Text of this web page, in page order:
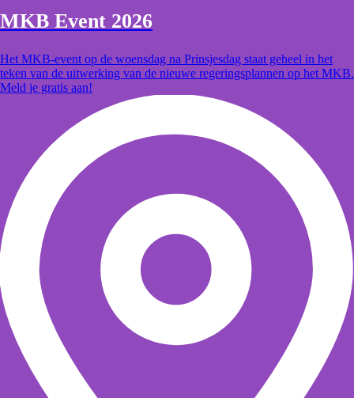
MKB Event 2026
Het MKB-event op de woensdag na Prinsjesdag staat geheel in het
teken van de uitwerking van de nieuwe regeringsplannen op het MKB.
Meld je gratis aan!